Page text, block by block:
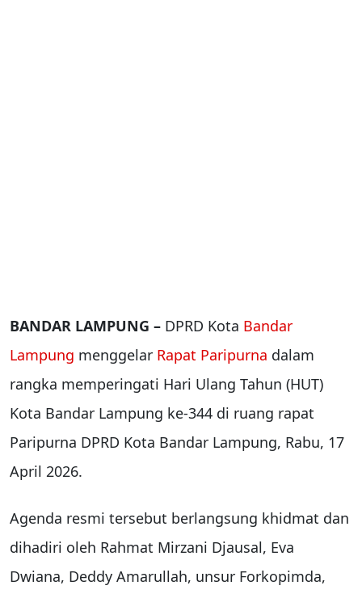
BANDAR LAMPUNG – DPRD Kota Bandar
Lampung menggelar Rapat Paripurna dalam
rangka memperingati Hari Ulang Tahun (HUT)
Kota Bandar Lampung ke-344 di ruang rapat
Paripurna DPRD Kota Bandar Lampung, Rabu, 17
April 2026.
Agenda resmi tersebut berlangsung khidmat dan
dihadiri oleh Rahmat Mirzani Djausal, Eva
Dwiana, Deddy Amarullah, unsur Forkopimda,